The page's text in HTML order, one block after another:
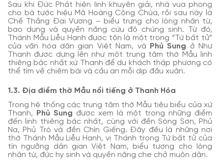
Sau khi Đức Phật hiện linh khuyên giải, nhà vua phong
cho bà tước hiệu Mã Hoàng Công Chúa, rồi sau này là
Chế Thắng Đại Vương – biểu trưng cho lòng nhân từ,
bao dung và quyền năng cứu độ chúng sinh. Từ đó,
Thánh Mẫu Liễu Hạnh được tôn là một trong “Tứ bất tử”
của văn hóa dân gian Việt Nam, và
Phủ Sung ở Như
Thanh được dựng lên như một trung tâm thờ Mẫu linh
thiêng bậc nhất xứ Thanh để du khách thập phương có
thể tìm về chiêm bái và cầu an mỗi dịp đầu xuân.
1.3. Địa điểm thờ Mẫu nổi tiếng ở Thanh Hóa
Trong hệ thống các trung tâm thờ Mẫu tiêu biểu của xứ
Thanh,
Phủ Sung được xem là một trong những điểm
đến linh thiêng bậc nhất, cùng với đền Sòng Sơn, Phủ
Na, Phủ Trò và đền Chín Giếng. Đây đều là những nơi
thờ Thánh Mẫu Liễu Hạnh, vị Thánh trong Tứ bất tử của
tín ngưỡng dân gian Việt Nam, biểu tượng cho lòng
nhân từ, đức hy sinh và quyền năng che chở muôn dân.